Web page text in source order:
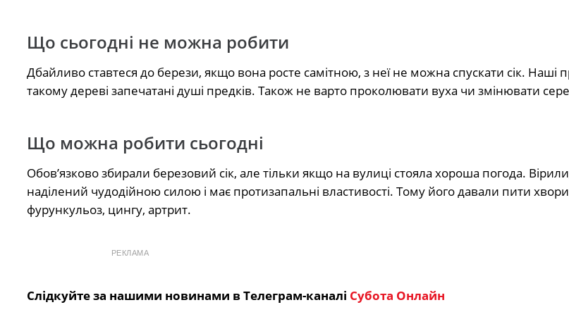
Що сьогодні не можна робити
Дбайливо ставтеся до берези, якщо вона росте самітною, з неї не можна спускати сік. Наші
такому дереві запечатані душі предків. Також не варто проколювати вуха чи змінювати
Що можна робити сьогодні
Обов’язково збирали березовий сік, але тільки якщо на вулиці стояла хороша погода.
наділений чудодійною силою і має протизапальні властивості. Тому його давали пити
фурункульоз, цингу, артрит.
РЕКЛАМА
Слідкуйте за нашими новинами в Телеграм-каналі Субота Онлайн